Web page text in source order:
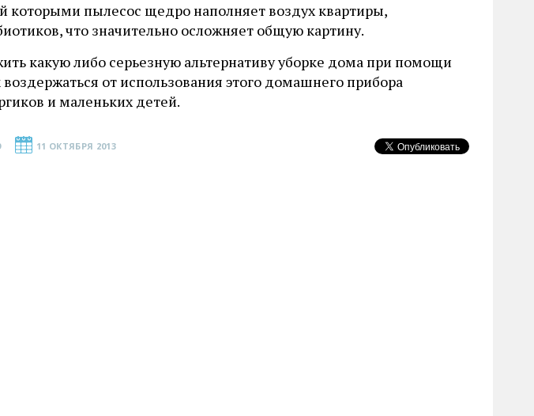
которыми пылесос щедро наполняет воздух квартиры,
что значительно осложняет общую картину.
какую либо серьезную альтернативу уборке дома при помощи
от использования этого домашнего прибора
и маленьких детей.
11 ОКТЯБРЯ 2013